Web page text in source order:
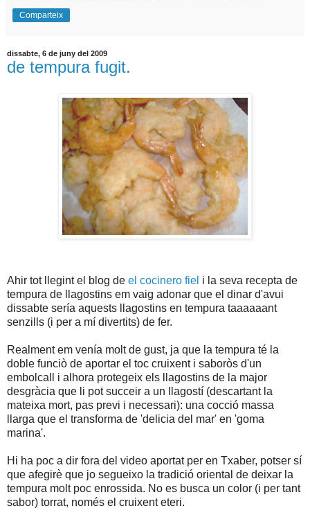
Comparteix
dissabte, 6 de juny del 2009
de tempura fugit.
Ahir tot llegint el blog de el cocinero fiel i la seva recepta de
tempura de llagostins em vaig adonar que el dinar d'avui
dissabte sería aquests llagostins en tempura taaaaaant
senzills (i per a mí divertits) de fer.
Realment em venía molt de gust, ja que la tempura té la
doble funciò de aportar el toc cruixent i saboròs d'un
embolcall i alhora protegeix els llagostins de la major
desgràcia que li pot succeir a un llagostí (descartant la
mateixa mort, pas previ i necessari): una cocció massa
llarga que el transforma de 'delicia del mar' en 'goma
marina'.
Hi ha poc a dir fora del video aportat per en Txaber, potser sí
que afegirè que jo segueixo la tradició oriental de deixar la
tempura molt poc enrossida. No es busca un color (i per tant
sabor) torrat, només el cruixent eteri.